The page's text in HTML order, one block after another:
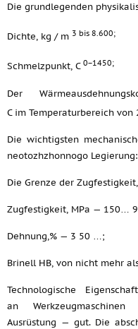
Die grundlegenden
Dichte, kg / m 3 bis 8.600;
Schmelzpunkt, C 0−1450;
Der
C im Temperaturbereich
Die wichtigsten
neotozhzhonnogo Legierung:
Die Grenze der
Zugfestigkeit, MPa — 150…
Dehnung,% — 3 50 …;
Brinell HB, von nicht mehr
Technologische
an
Ausrüstung — gut. Die